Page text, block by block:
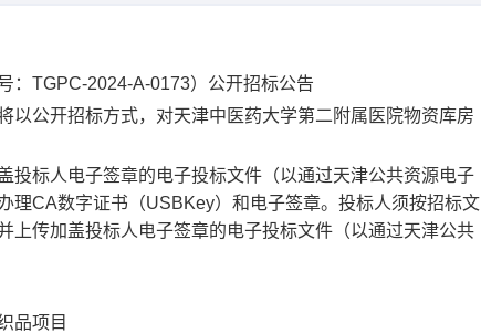
：TGPC-2024-A-0173）公开招标公告
以公开招标方式，对天津中医药大学第二附属医院物资库房
投标人电子签章的电子投标文件（以通过天津公共资源电子
理CA数字证书（USBKey）和电子签章。投标人须按招标文
上传加盖投标人电子签章的电子投标文件（以通过天津公共
品项目